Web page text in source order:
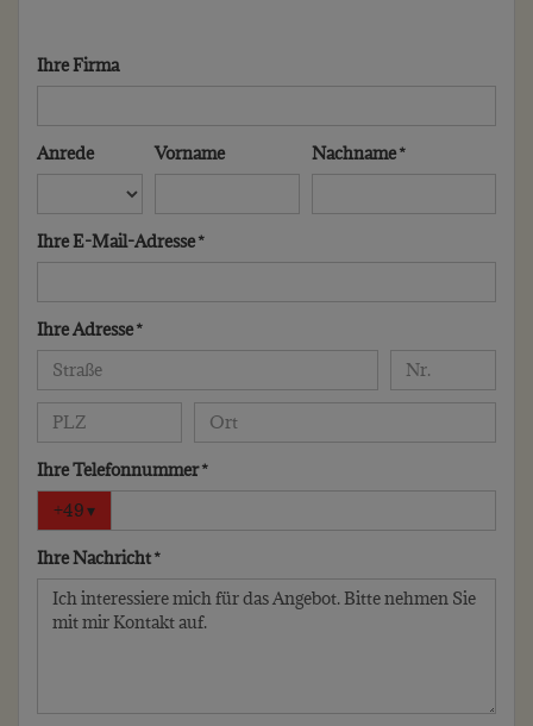
Ihre Firma
Anrede Vorname Nachname *
Ihre E-Mail-Adresse *
Ihre Adresse *
Ihre Telefonnummer *
+49▾
Ihre Nachricht *